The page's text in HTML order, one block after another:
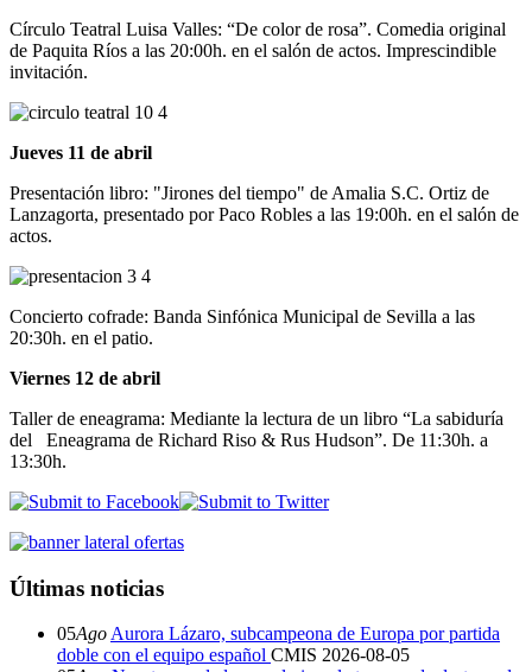
Círculo Teatral Luisa Valles: “De color de rosa”. Comedia original
de Paquita Ríos a las 20:00h. en el salón de actos. Imprescindible
invitación.
Jueves 11 de abril
Presentación libro: "Jirones del tiempo" de Amalia S.C. Ortiz de
Lanzagorta, presentado por Paco Robles a las 19:00h. en el salón de
actos.
Concierto cofrade: Banda Sinfónica Municipal de Sevilla a las
20:30h. en el patio.
Viernes 12 de abril
Taller de eneagrama: Mediante la lectura de un libro “La sabiduría
del Eneagrama de Richard Riso & Rus Hudson”. De 11:30h. a
13:30h.
Últimas noticias
05Ago Aurora Lázaro, subcampeona de Europa por partida
doble con el equipo español CMIS 2026-08-05